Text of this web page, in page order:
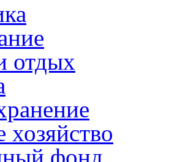
отдых
хозяйство